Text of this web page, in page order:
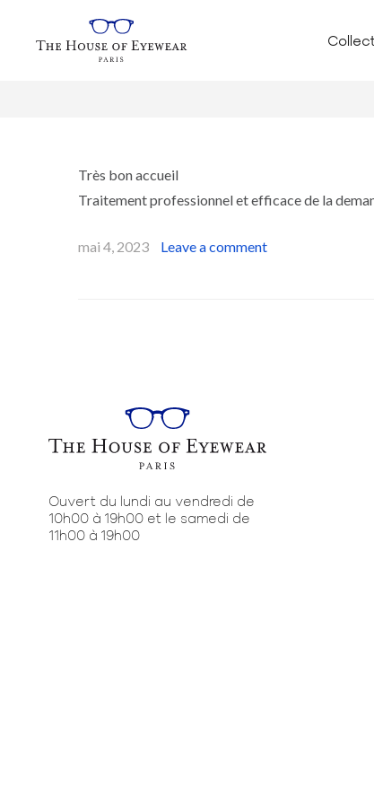
Très bon accueil
Traitement professionnel et efficace de la
mai 4, 2023 Leave a comment
Ouvert du lundi au vendredi de
10h00 à 19h00 et le samedi de
11h00 à 19h00